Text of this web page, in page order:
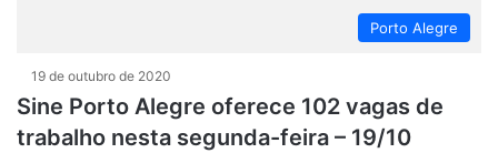
Porto Alegre
19 de outubro de 2020
Sine Porto Alegre oferece 102 vagas de
trabalho nesta segunda-feira – 19/10